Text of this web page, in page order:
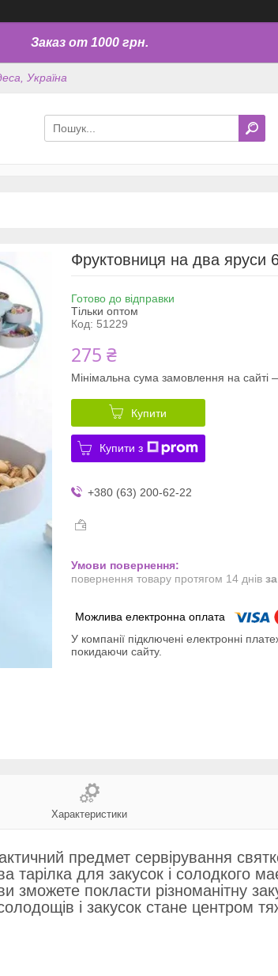
Заказ от 1000 грн.
Україна
Фруктовниця на два яруси
Готово до відправки
Тільки оптом
Код: 51229
275 ₴
Мінімальна сума замовлення на сайті
Купити
Купити з
+380 (63) 200-62-22
повернення товару протягом 14 днів
У компанії підключені електронні
покидаючи сайту.
Характеристики
предмет сервірування
тарілка для закусок і солодкого
зможете покласти різноманітну
і закусок стане центром